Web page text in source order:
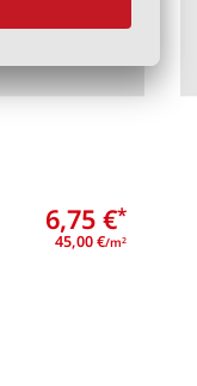
6,75 €*
45,00 €/m2